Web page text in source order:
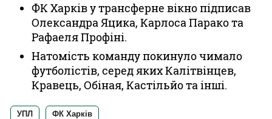
ФК Харків у трансферне вікно підписав
Олександра Яцика, Карлоса Парако та
Рафаеля Профіні.
Натомість команду покинуло чимало
футболістів, серед яких Калітвінцев,
Кравець, Обіная, Кастільйо та інші.
УПЛ ФК Харків